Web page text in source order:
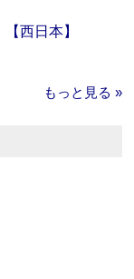
西日本】
もっと見る »